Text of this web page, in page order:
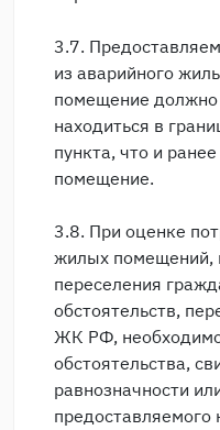
3.7.
из аварийного
помещение
находиться в
пункта, что и
помещение.
3.8. При оценке
жилых помещений,
переселения
обстоятельств,
ЖК РФ,
обстоятельства,
равнозначности